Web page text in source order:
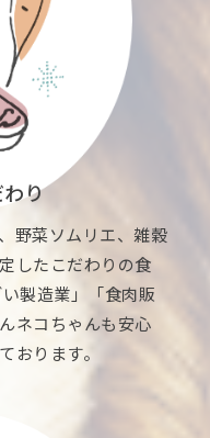
り
野菜ソムリエ、雑穀
したこだわりの食
製造業」「食肉販
ネコちゃんも安心
おります。